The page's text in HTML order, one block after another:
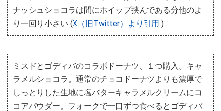
ナッシュショコラは間にホイップ挟んである分他のよ
り一回り小さい (X（旧Twitter）より引用 )
ミスドとゴディバのコラボドーナツ、１つ購入。キャ
ラメルショコラ。通常のチョコドーナツよりも濃厚で
しっとりした生地に塩バターキャラメルクリームにコ
コアパウダー。フォークで一口ずつ食べるとゴディバ